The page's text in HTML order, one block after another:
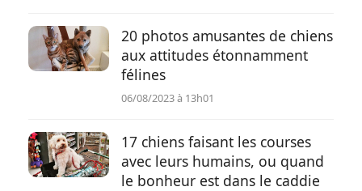
20 photos amusantes de chiens
aux attitudes étonnamment
félines
06/08/2023 à 13h01
17 chiens faisant les courses
avec leurs humains, ou quand
le bonheur est dans le caddie